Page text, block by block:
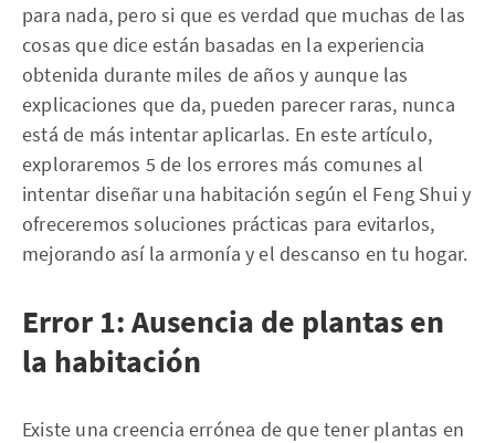
para nada, pero si que es verdad que muchas de las
cosas que dice están basadas en la experiencia
obtenida durante miles de años y aunque las
explicaciones que da, pueden parecer raras, nunca
está de más intentar aplicarlas. En este artículo,
exploraremos 5 de los errores más comunes al
intentar diseñar una habitación según el Feng Shui y
ofreceremos soluciones prácticas para evitarlos,
mejorando así la armonía y el descanso en tu hogar.
Error 1: Ausencia de plantas en
la habitación
Existe una creencia errónea de que tener plantas en